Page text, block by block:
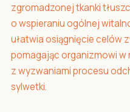
zgromadzonej tkanki
o wspieraniu ogólnej
ułatwia osiągnięcie celów
pomagając organizmowi
z wyzwaniami procesu
sylwetki.